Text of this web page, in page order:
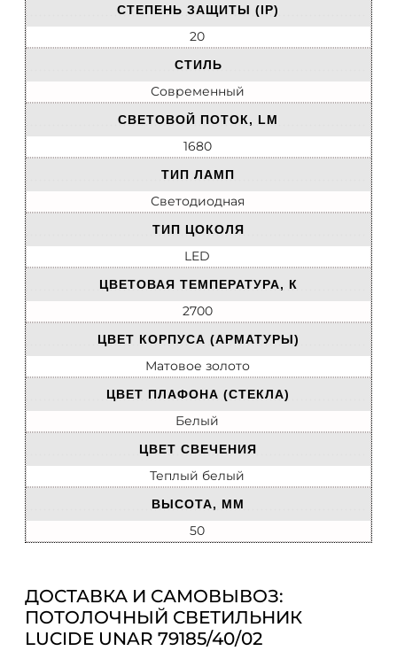
СТЕПЕНЬ ЗАЩИТЫ (IP)
20
СТИЛЬ
Современный
СВЕТОВОЙ ПОТОК, LM
1680
ТИП ЛАМП
Светодиодная
ТИП ЦОКОЛЯ
LED
ЦВЕТОВАЯ ТЕМПЕРАТУРА, К
2700
ЦВЕТ КОРПУСА (АРМАТУРЫ)
Матовое золото
ЦВЕТ ПЛАФОНА (СТЕКЛА)
Белый
ЦВЕТ СВЕЧЕНИЯ
Теплый белый
ВЫСОТА, ММ
50
ДОСТАВКА И САМОВЫВОЗ:
ПОТОЛОЧНЫЙ СВЕТИЛЬНИК
LUCIDE UNAR 79185/40/02